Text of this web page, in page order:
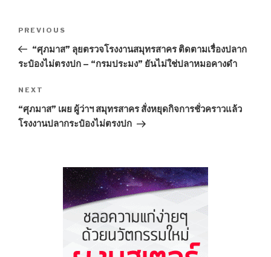
Previous
Post
PREVIOUS
“ศุภมาส” ลุยตรวจโรงงานสมุทรสาคร ติดตามเรื่องปลาก
ระป๋องไม่ตรงปก – “กรมประมง” ยันไม่ใช่ปลาหมอคางดำ
Next
Post
NEXT
“ศุภมาส” เผย ผู้ว่าฯ สมุทรสาคร สั่งหยุดกิจการชั่วคราวแล้ว
โรงงานปลากระป๋องไม่ตรงปก